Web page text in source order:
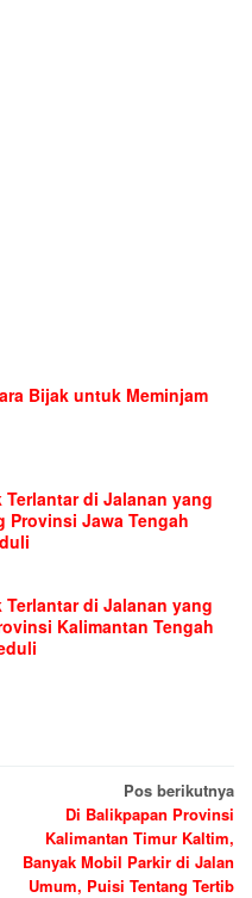
Bijak untuk Meminjam
di Jalanan yang
Provinsi Jawa Tengah
di Jalanan yang
Kalimantan Tengah
Pos berikutnya
Di Balikpapan Provinsi
Kalimantan Timur Kaltim,
Banyak Mobil Parkir di Jalan
Umum, Puisi Tentang Tertib